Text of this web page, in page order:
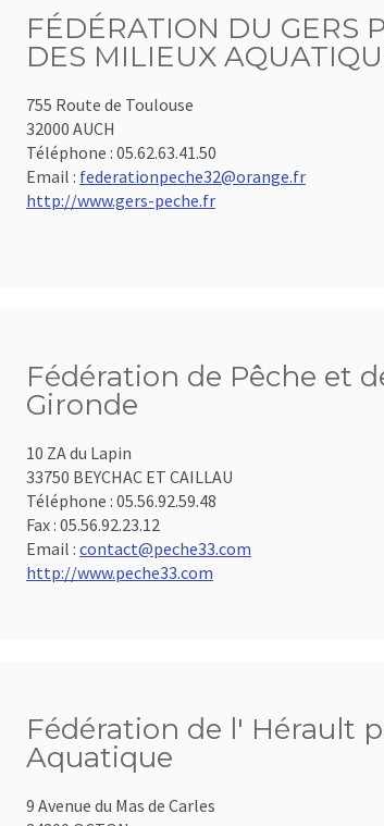
FÉDÉRATION DU GERS
DES MILIEUX
755 Route de Toulouse
32000 AUCH
Téléphone : 05.62.63.41.50
Email : federationpeche32@orange.fr
http://www.gers-peche.fr
Fédération de Pêche et
Gironde
10 ZA du Lapin
33750 BEYCHAC ET CAILLAU
Téléphone : 05.56.92.59.48
Fax : 05.56.92.23.12
Email : contact@peche33.com
http://www.peche33.com
Fédération de l' Hérault
Aquatique
9 Avenue du Mas de Carles